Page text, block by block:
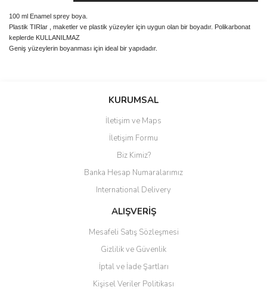
100 ml Enamel sprey boya.
Plastik TIRlar , maketler ve plastik yüzeyler için uygun olan bir boyadır. Polikarbonat
keplerde KULLANILMAZ
Geniş yüzeylerin boyanması için ideal bir yapıdadır.
Bu ürüne ilk yorumu siz yapın!
Yorum Yaz
KURUMSAL
İletişim ve Maps
İletişim Formu
Biz Kimiz?
Banka Hesap Numaralarımız
International Delivery
ALIŞVERİŞ
Mesafeli Satış Sözleşmesi
Gizlilik ve Güvenlik
İptal ve İade Şartları
Kişisel Veriler Politikası